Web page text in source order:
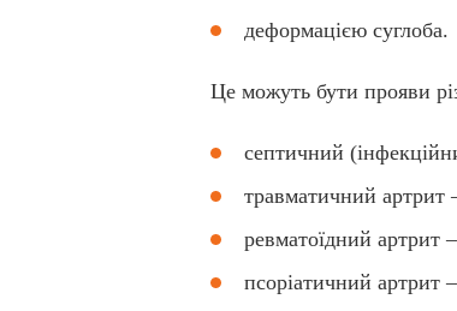
деформацією суглоба.
Це можуть бути прояви
септичний
травматичний артрит
ревматоїдний артрит
псоріатичний артрит